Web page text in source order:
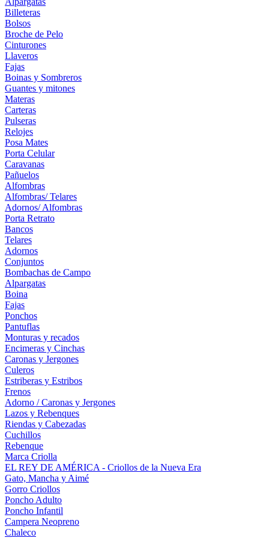
Billeteras
Bolsos
Broche de Pelo
Cinturones
Llaveros
Fajas
Boinas y Sombreros
Guantes y mitones
Materas
Carteras
Pulseras
Relojes
Posa Mates
Porta Celular
Caravanas
Pañuelos
Alfombras
Alfombras/ Telares
Adornos/ Alfombras
Porta Retrato
Bancos
Telares
Adornos
Conjuntos
Bombachas de Campo
Alpargatas
Boina
Fajas
Ponchos
Pantuflas
Monturas y recados
Encimeras y Cinchas
Caronas y Jergones
Culeros
Estriberas y Estribos
Frenos
Adorno / Caronas y Jergones
Lazos y Rebenques
Riendas y Cabezadas
Cuchillos
Rebenque
Marca Criolla
EL REY DE AMÉRICA - Criollos de la Nueva Era
Gato, Mancha y Aimé
Gorro Criollos
Poncho Adulto
Poncho Infantil
Campera Neopreno
Chaleco